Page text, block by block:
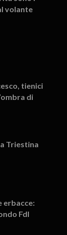
volante
tienici
di
Triestina
erbacce:
FdI